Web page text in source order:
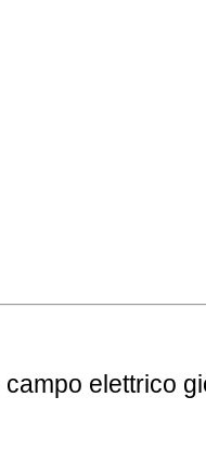
campo elettrico